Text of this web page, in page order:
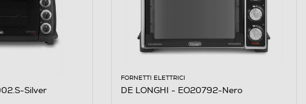
Silver
FORNETTI ELETTRICI
DE LONGHI - EO20792-Nero